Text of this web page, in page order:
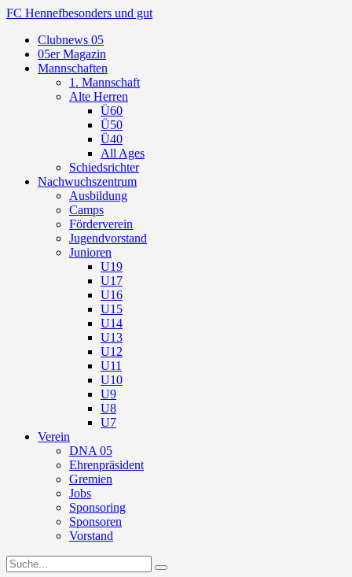
FC Hennefbesonders und gut
Clubnews 05
05er Magazin
Mannschaften
1. Mannschaft
Alte Herren
Ü60
Ü50
Ü40
All Ages
Schiedsrichter
Nachwuchszentrum
Ausbildung
Camps
Förderverein
Jugendvorstand
Junioren
U19
U17
U16
U15
U14
U13
U12
U11
U10
U9
U8
U7
Verein
DNA 05
Ehrenpräsident
Gremien
Jobs
Sponsoring
Sponsoren
Vorstand